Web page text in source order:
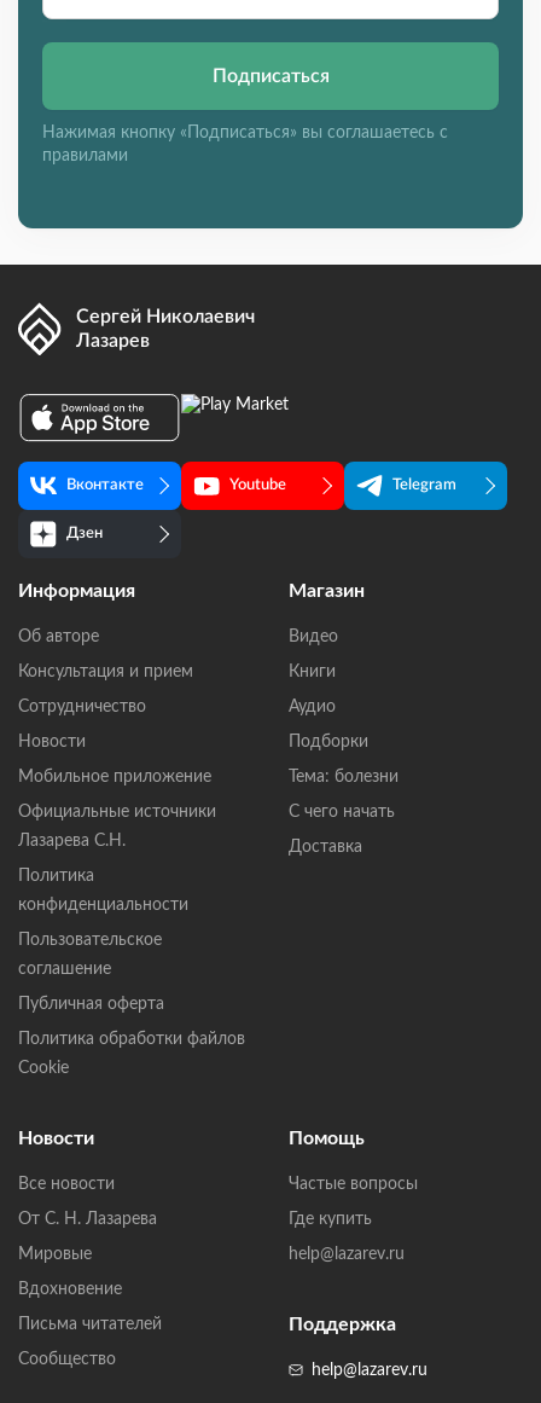
Подписаться
Нажимая кнопку «Подписаться» вы соглашаетесь с
правилами
Сергей Николаевич
Лазарев
Вконтакте Youtube Telegram
Дзен
Информация
Об авторе
Консультация и прием
Сотрудничество
Новости
Мобильное приложение
Официальные источники
Лазарева С.Н.
Политика
конфиденциальности
Пользовательское
соглашение
Публичная оферта
Политика обработки файлов
Cookie
Магазин
Видео
Книги
Аудио
Подборки
Тема: болезни
С чего начать
Доставка
Новости
Все новости
От С. Н. Лазарева
Мировые
Вдохновение
Письма читателей
Сообщество
Помощь
Частые вопросы
Где купить
help@lazarev.ru
Поддержка
help@lazarev.ru